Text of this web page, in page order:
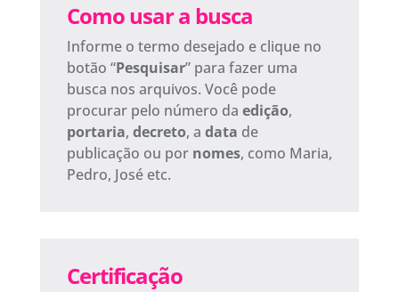
Como usar a busca
Informe o termo desejado e clique no
botão “Pesquisar” para fazer uma
busca nos arquivos. Você pode
procurar pelo número da edição,
portaria, decreto, a data de
publicação ou por nomes, como Maria,
Pedro, José etc.
Certificação